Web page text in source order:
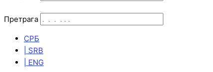
Претрага
СРБ
| SRB
| ENG